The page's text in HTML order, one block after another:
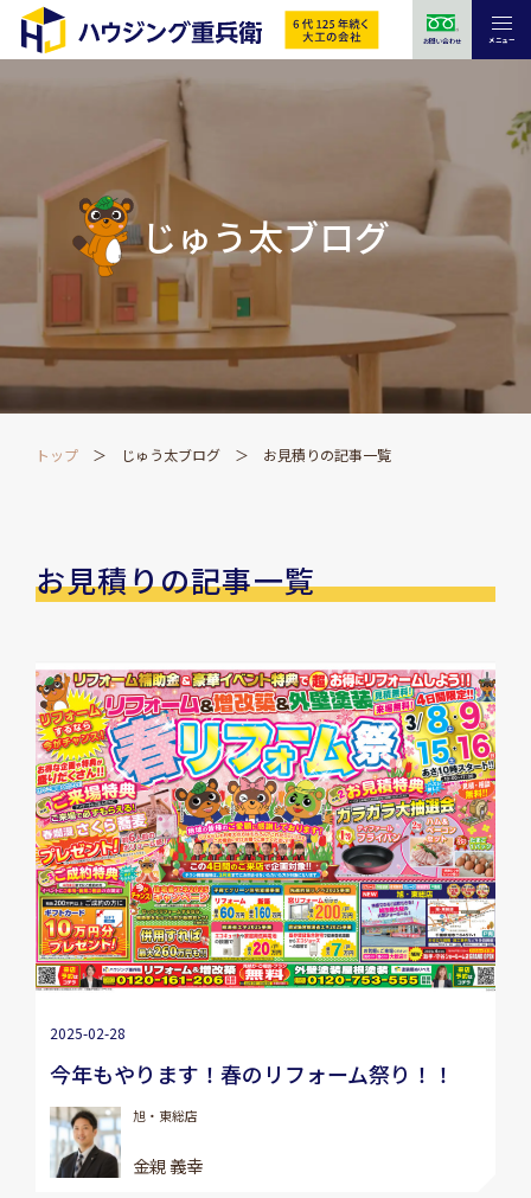
お問い合わせ メニュー
じゅう太ブログ
トップ じゅう太ブログ お見積りの記事一覧
お見積りの記事一覧
2025-02-28
今年もやります！春のリフォーム祭り！！
旭・東総店
金親 義幸